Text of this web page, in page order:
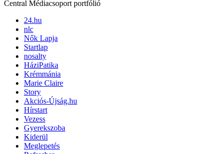
Central Médiacsoport portfólió
24.hu
nlc
Nők Lapja
Startlap
nosalty
HáziPatika
Krémmánia
Marie Claire
Story
Akciós-Újság.hu
Hírstart
Vezess
Gyerekszoba
Kiderül
Meglepetés